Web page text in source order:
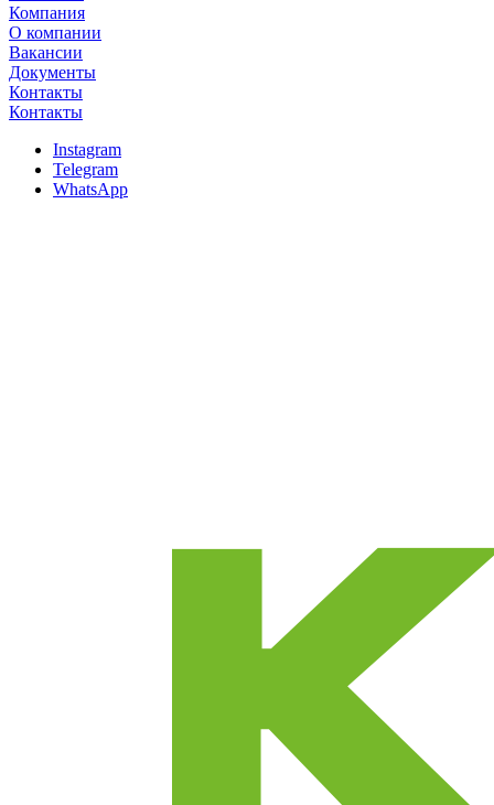
Компания
О компании
Вакансии
Документы
Контакты
Контакты
Instagram
Telegram
WhatsApp